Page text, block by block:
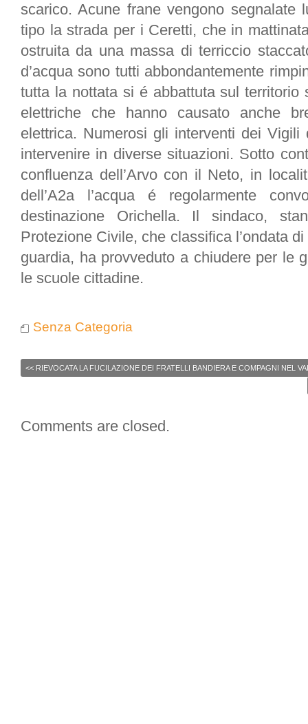
scarico. Acune frane vengono segnalate
tipo la strada per i Ceretti, che in
ostruita da una massa di terriccio
d’acqua sono tutti abbondantemente
tutta la nottata si é abbattuta sul territorio
elettriche che hanno causato anche
elettrica. Numerosi gli interventi dei
intervenire in diverse situazioni. Sotto
confluenza dell’Arvo con il Neto, in
dell’A2a l’acqua é regolarmente
destinazione Orichella. Il sindaco,
Protezione Civile, che classifica l’ondata
guardia, ha provveduto a chiudere per le
le scuole cittadine.
Senza Categoria
<< RIEVOCATA LA FUCILAZIONE DEI FRATELLI BANDIERA E COMPAGNI NEL
Comments are closed.